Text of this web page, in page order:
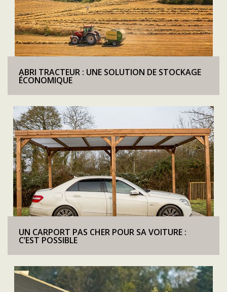
ABRI TRACTEUR : UNE SOLUTION DE STOCKAGE
ÉCONOMIQUE
UN CARPORT PAS CHER POUR SA VOITURE :
C’EST POSSIBLE